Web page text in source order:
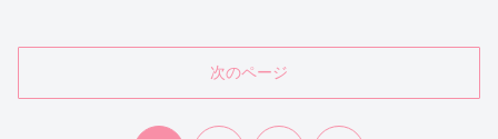
次のページ